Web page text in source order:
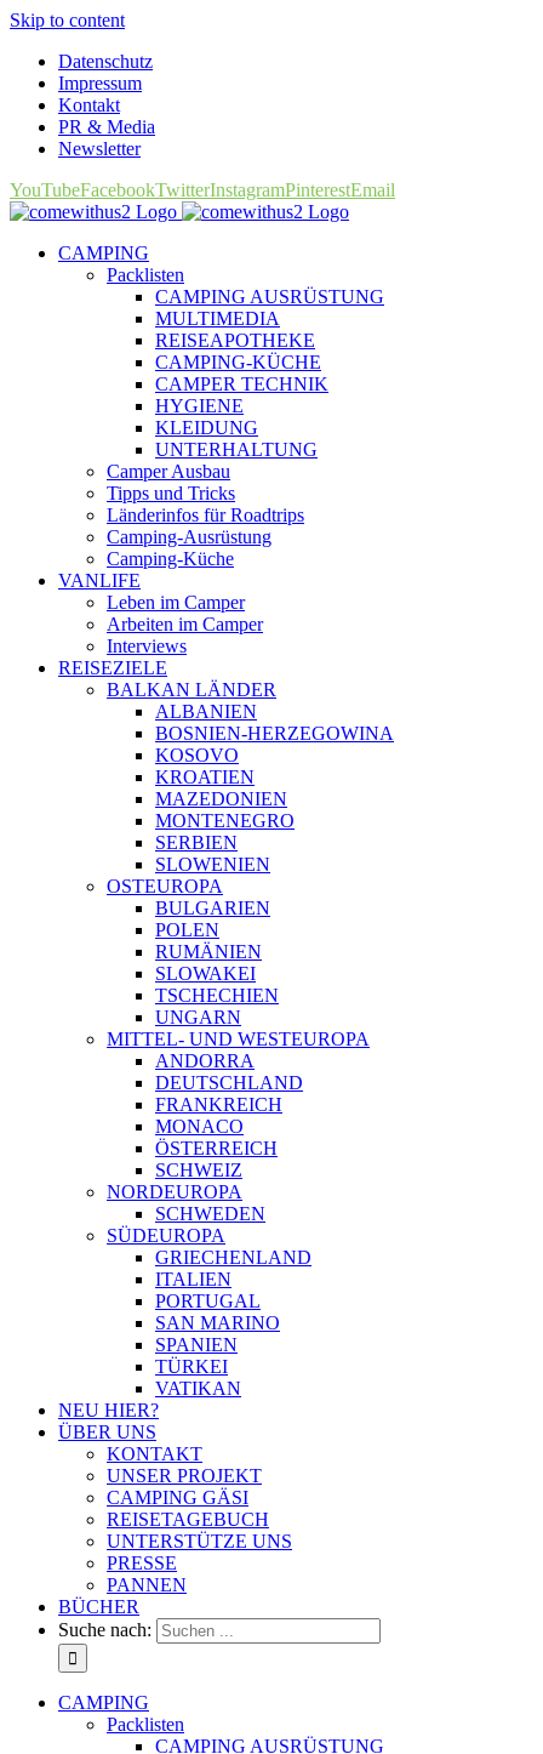
Skip to content
Datenschutz
Impressum
Kontakt
PR & Media
Newsletter
YouTubeFacebookTwitterInstagramPinterestEmail
CAMPING
Packlisten
CAMPING AUSRÜSTUNG
MULTIMEDIA
REISEAPOTHEKE
CAMPING-KÜCHE
CAMPER TECHNIK
HYGIENE
KLEIDUNG
UNTERHALTUNG
Camper Ausbau
Tipps und Tricks
Länderinfos für Roadtrips
Camping-Ausrüstung
Camping-Küche
VANLIFE
Leben im Camper
Arbeiten im Camper
Interviews
REISEZIELE
BALKAN LÄNDER
ALBANIEN
BOSNIEN-HERZEGOWINA
KOSOVO
KROATIEN
MAZEDONIEN
MONTENEGRO
SERBIEN
SLOWENIEN
OSTEUROPA
BULGARIEN
POLEN
RUMÄNIEN
SLOWAKEI
TSCHECHIEN
UNGARN
MITTEL- UND WESTEUROPA
ANDORRA
DEUTSCHLAND
FRANKREICH
MONACO
ÖSTERREICH
SCHWEIZ
NORDEUROPA
SCHWEDEN
SÜDEUROPA
GRIECHENLAND
ITALIEN
PORTUGAL
SAN MARINO
SPANIEN
TÜRKEI
VATIKAN
NEU HIER?
ÜBER UNS
KONTAKT
UNSER PROJEKT
CAMPING GÄSI
REISETAGEBUCH
UNTERSTÜTZE UNS
PRESSE
PANNEN
BÜCHER
Suche nach:
CAMPING
Packlisten
CAMPING AUSRÜSTUNG